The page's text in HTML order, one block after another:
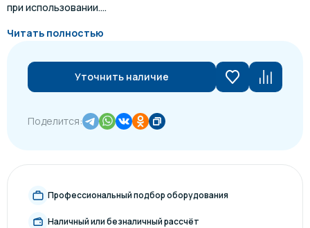
при использовании....
Читать полностью
Уточнить наличие
Поделится:
Профессиональный подбор оборудования
Наличный или безналичный рассчёт